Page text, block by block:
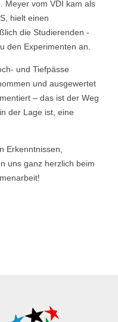
Meyer vom VDI kam als
hielt einen
die Studierenden -
den Experimenten an.
und Tiefpässe
und ausgewertet
– das ist der Weg
der Lage ist, eine
Erkenntnissen,
uns ganz herzlich beim